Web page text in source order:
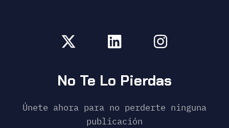
No Te Lo Pierdas
Únete ahora para no perderte ninguna
publicación